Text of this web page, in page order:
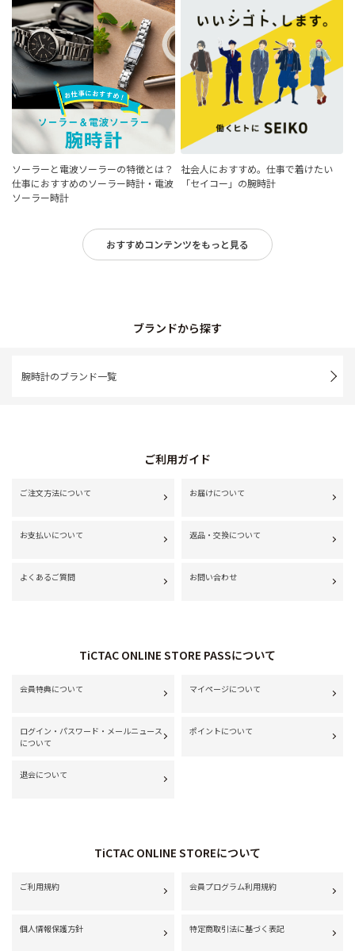
ソーラーと電波ソーラーの特徴とは？
仕事におすすめのソーラー時計・電波
ソーラー時計
社会人におすすめ。仕事で着けたい
「セイコー」の腕時計
おすすめコンテンツをもっと見る
ブランドから探す
腕時計のブランド一覧
ご利用ガイド
ご注文方法について お届けについて
お支払いについて 返品・交換について
よくあるご質問 お問い合わせ
TiCTAC ONLINE STORE PASSについて
会員特典について マイページについて
ログイン・パスワード・メールニュース
について
ポイントについて
退会について
TiCTAC ONLINE STOREについて
ご利用規約 会員プログラム利用規約
個人情報保護方針 特定商取引法に基づく表記